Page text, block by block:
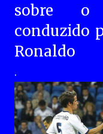
sobre o
conduzido
Ronaldo
.